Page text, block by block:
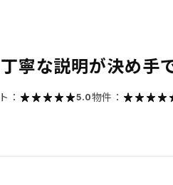
寧な説明が決め手
： 5.0物件：